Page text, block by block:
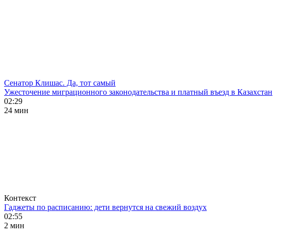
Сенатор Клишас. Да, тот самый
Ужесточение миграционного законодательства и платный въезд в Казахстан
02:29
24 мин
Контекст
Гаджеты по расписанию: дети вернутся на свежий воздух
02:55
2 мин